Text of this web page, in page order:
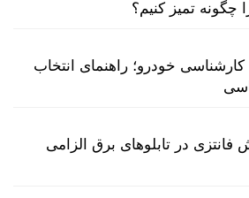
تمیز کنیم؟
خودرو؛ راهنمای انتخاب
در تابلوهای برق الزامی